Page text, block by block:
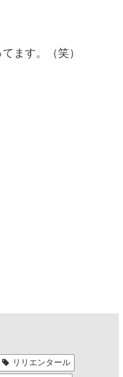
ます。（笑）
リリエンタール